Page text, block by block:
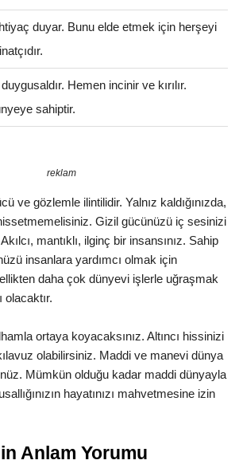
duyar. Bunu elde etmek için herşeyi
Hemen incinir ve kırılır.
sahiptir.
reklam
ve gözlemle ilintilidir. Yalnız kaldığınızda,
Gizil gücünüzü iç sesinizi
mantıklı, ilginç bir insansınız. Sahip
insanlara yardımcı olmak için
daha çok dünyevi işlerle uğraşmak
olacaktır.
ortaya koyacaksınız. Altıncı hissinizi
olabilirsiniz. Maddi ve manevi dünya
Mümkün olduğu kadar maddi dünyayla
hayatınızı mahvetmesine izin
Anlam Yorumu